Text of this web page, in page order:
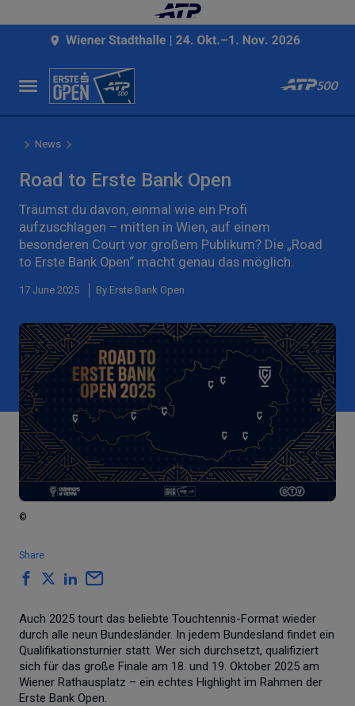
News
Road to Erste Bank Open
Träumst du davon, einmal wie ein Profi
aufzuschlagen – mitten in Wien, auf einem
besonderen Court vor großem Publikum? Die „Road
to Erste Bank Open“ macht genau das möglich.
17 June 2025 By Erste Bank Open
©
Share
Auch 2025 tourt das beliebte Touchtennis-Format wieder
durch alle neun Bundesländer. In jedem Bundesland findet ein
Qualifikationsturnier statt. Wer sich durchsetzt, qualifiziert
sich für das große Finale am 18. und 19. Oktober 2025 am
Wiener Rathausplatz – ein echtes Highlight im Rahmen der
Erste Bank Open.